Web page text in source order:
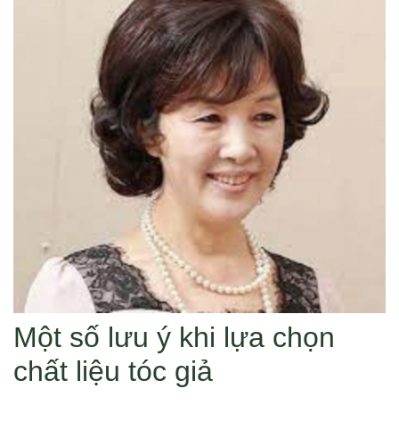
Một số lưu ý khi lựa chọn
chất liệu tóc giả